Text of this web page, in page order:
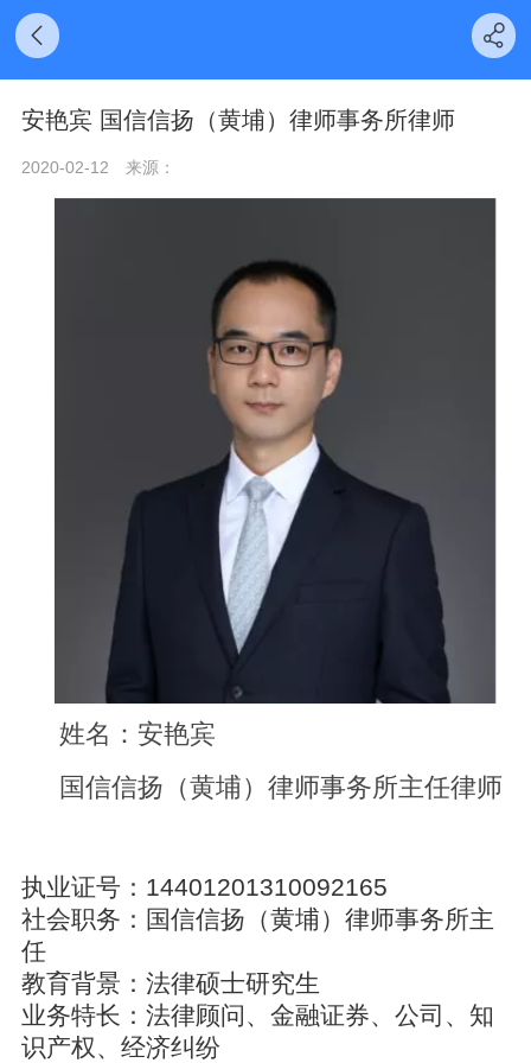
安艳宾 国信信扬（黄埔）律师事务所律师
2020-02-12 来源：
姓名：安艳宾
国信信扬（黄埔）律师事务所主任律师
执业证号：14401201310092165
社会职务：国信信扬（黄埔）律师事务所主
任
教育背景：法律硕士研究生
业务特长：法律顾问、金融证券、公司、知
识产权、经济纠纷